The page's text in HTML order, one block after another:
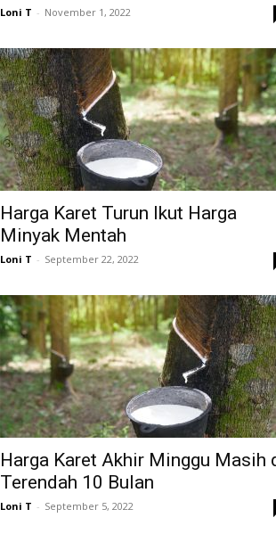
Loni T - November 1, 2022
Harga Karet Turun Ikut Harga
Minyak Mentah
Loni T - September 22, 2022
Harga Karet Akhir Minggu Masih
Terendah 10 Bulan
Loni T - September 5, 2022